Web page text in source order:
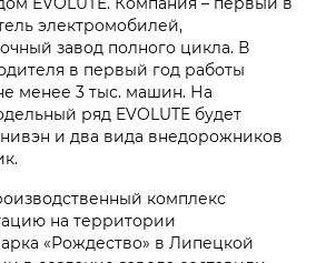
электромобилей,
завод полного цикла. В
в первый год работы
менее 3 тыс. машин. На
ряд EVOLUTE будет
и два вида внедорожников
комплекс
на территории
«Рождество» в Липецкой